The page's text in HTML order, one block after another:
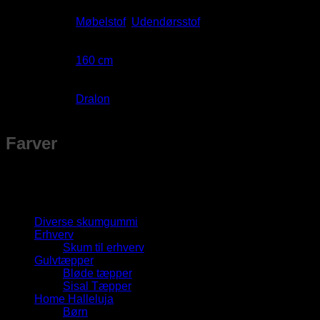
Møbelstof, Udendørsstof
160 cm
Dralon
Farver
Diverse skumgummi
Erhverv
Skum til erhverv
Gulvtæpper
Bløde tæpper
Sisal Tæpper
Home Halleluja
Børn